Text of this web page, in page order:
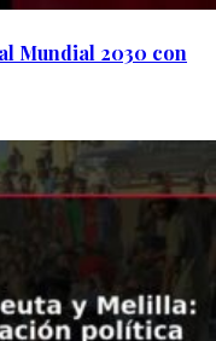
Mundial 2030 con